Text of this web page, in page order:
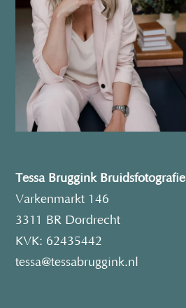
Tessa Bruggink Bruidsfotografie
Varkenmarkt 146
3311 BR Dordrecht
KVK: 62435442
tessa@tessabruggink.nl